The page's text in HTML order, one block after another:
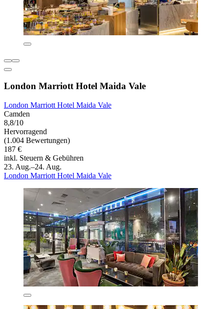
London Marriott Hotel Maida Vale
London Marriott Hotel Maida Vale
Camden
8,8/10
Hervorragend
(1.004 Bewertungen)
187 €
inkl. Steuern & Gebühren
23. Aug.–24. Aug.
London Marriott Hotel Maida Vale